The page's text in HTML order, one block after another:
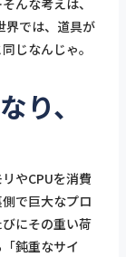
界では、道具が
じなんじゃ。
り、
やCPUを消費
で巨大なプロ
にその重い荷
鈍重なサイ